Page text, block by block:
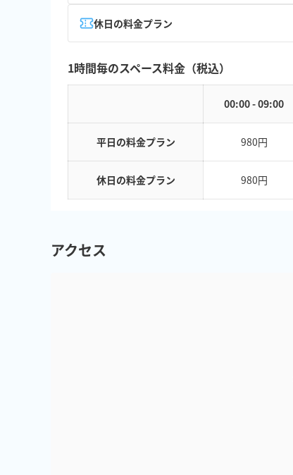
休日の料金プラン
1時間毎のスペース料金（税込）
00:00 - 09:00
平日の料金プラン 980円
休日の料金プラン 980円
アクセス